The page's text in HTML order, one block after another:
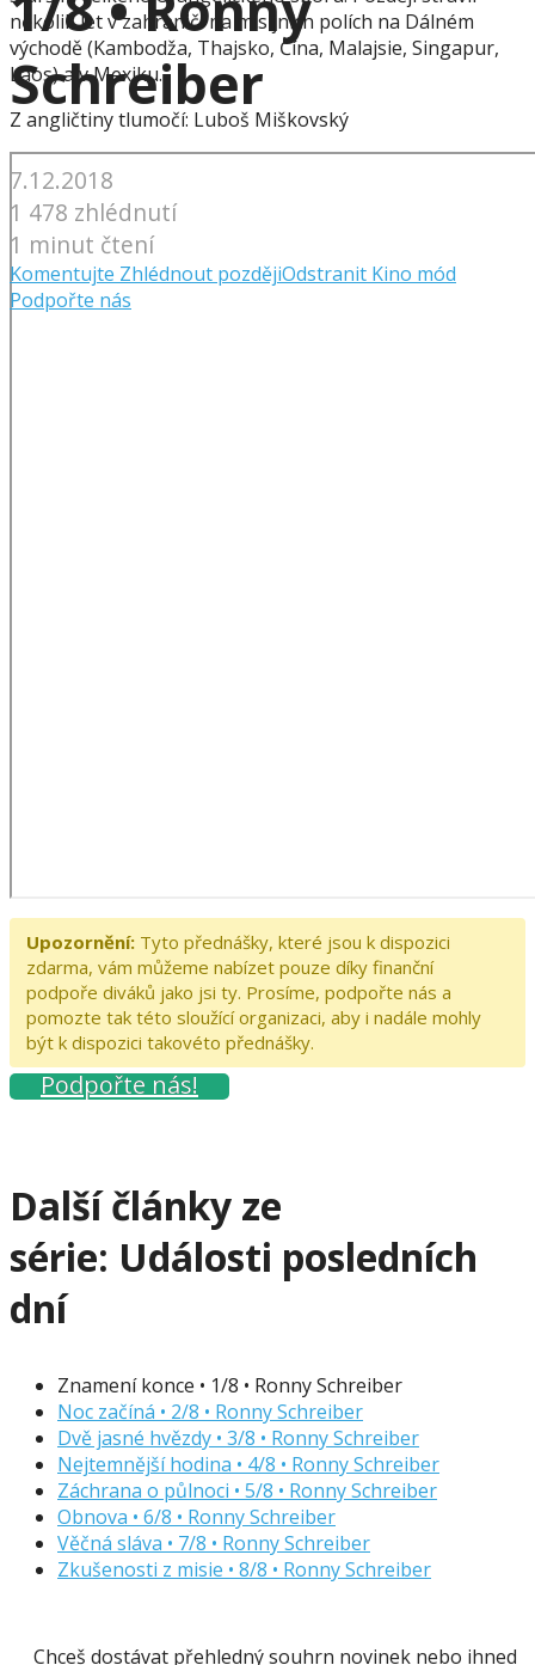
Schreiber
7.12.2018
1 478 zhlédnutí
1 minut čtení
Komentujte Zhlédnout pozdějiOdstranit Kino mód
Podpořte nás
několik let v zahraničí na misijních polích na Dálném
východě (Kambodža, Thajsko, Čína, Malajsie, Singapur,
Laos) a v Mexiku.
Z angličtiny tlumočí: Luboš Miškovský
Upozornění: Tyto přednášky, které jsou k dispozici
zdarma, vám můžeme nabízet pouze díky finanční
podpoře diváků jako jsi ty. Prosíme, podpořte nás a
pomozte tak této sloužící organizaci, aby i nadále mohly
být k dispozici takovéto přednášky.
Podpořte nás!
Další články ze
série: Události posledních
dní
Znamení konce • 1/8 • Ronny Schreiber
Noc začíná • 2/8 • Ronny Schreiber
Dvě jasné hvězdy • 3/8 • Ronny Schreiber
Nejtemnější hodina • 4/8 • Ronny Schreiber
Záchrana o půlnoci • 5/8 • Ronny Schreiber
Obnova • 6/8 • Ronny Schreiber
Věčná sláva • 7/8 • Ronny Schreiber
Zkušenosti z misie • 8/8 • Ronny Schreiber
Chceš dostávat přehledný souhrn novinek nebo ihned